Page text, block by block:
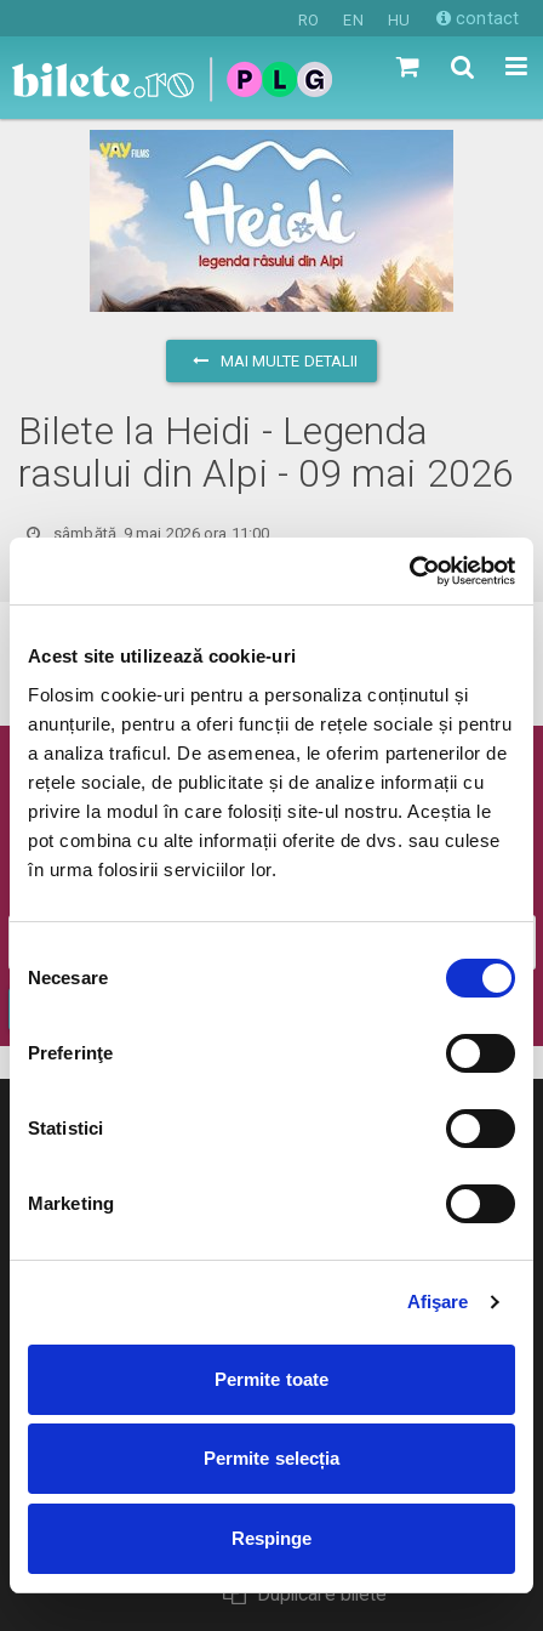
Acest site utilizează cookie-uri
Folosim cookie-uri pentru a personaliza conținutul și
anunțurile, pentru a oferi funcții de rețele sociale și pentru
a analiza traficul. De asemenea, le oferim partenerilor de
rețele sociale, de publicitate și de analize informații cu
privire la modul în care folosiți site-ul nostru. Aceștia le
pot combina cu alte informații oferite de dvs. sau culese
în urma folosirii serviciilor lor.
consimțământului
Necesare
Preferinţe
Statistici
Marketing
Afişare
Permite toate
Permite selecția
Respinge
RO EN HU contact
MAI MULTE DETALII
Bilete la Heidi - Legenda
rasului din Alpi - 09 mai 2026
sâmbătă, 9 mai 2026 ora 11:00
vezi pe harta
Evenimentul a expirat.
Newsletter @ Bilete.ro
Oferte exclusive si o editie saptamanala cu cele mai noi
evenimente.
Cum comand bilete?
Plata online sau cash
eBilet printat acasa
Livrare prin curier
Returnare bilete
Duplicare bilete
Evenimente
festivaluri
Pentru copii